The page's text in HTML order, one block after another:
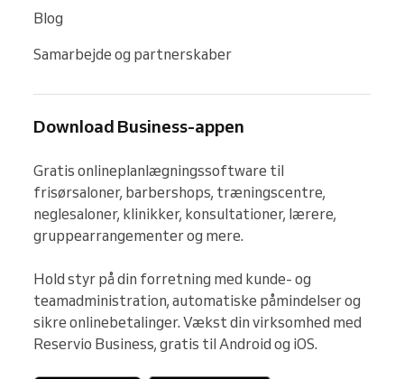
Blog
Samarbejde og partnerskaber
Download Business-appen
Gratis onlineplanlægningssoftware til
frisørsaloner, barbershops, træningscentre,
neglesaloner, klinikker, konsultationer, lærere,
gruppearrangementer og mere.
Hold styr på din forretning med kunde- og
teamadministration, automatiske påmindelser og
sikre onlinebetalinger. Vækst din virksomhed med
Reservio Business, gratis til Android og iOS.